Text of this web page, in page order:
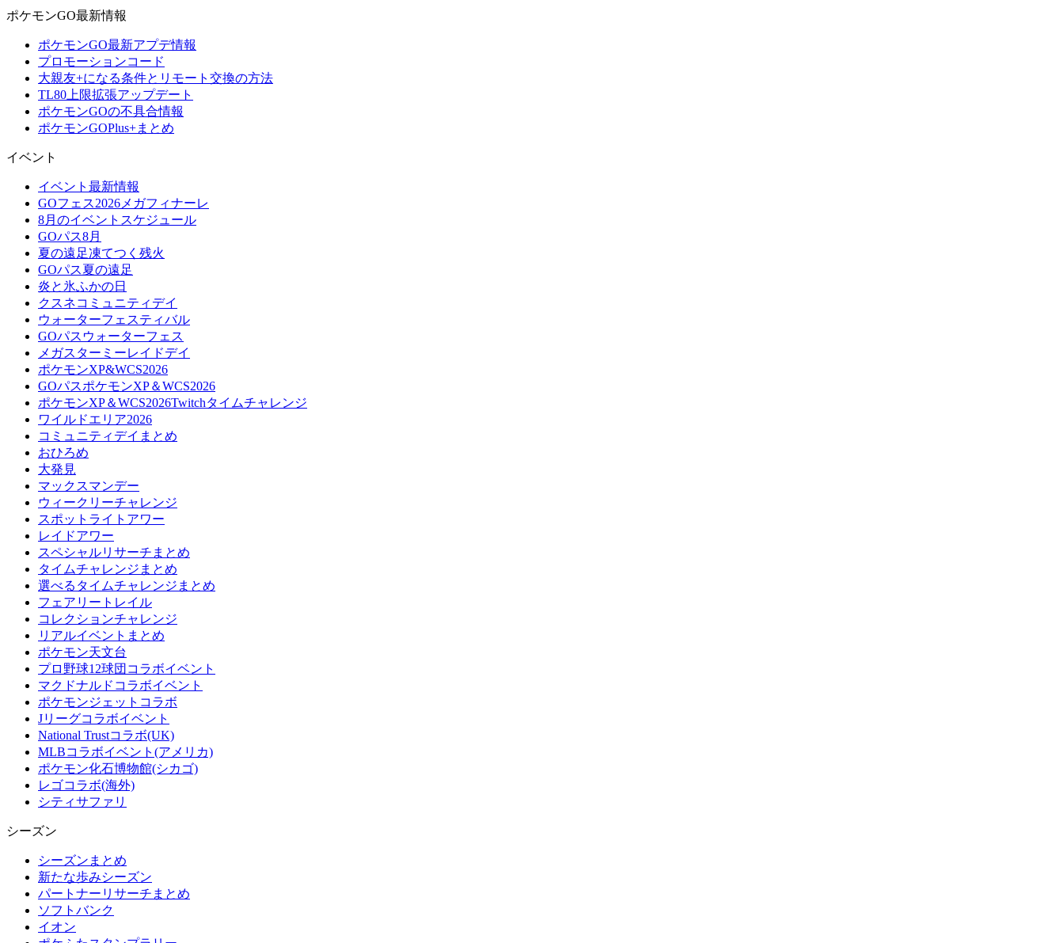
ポケモンGO最新情報
ポケモンGO最新アプデ情報
プロモーションコード
大親友+になる条件とリモート交換の方法
TL80上限拡張アップデート
ポケモンGOの不具合情報
ポケモンGOPlus+まとめ
イベント
イベント最新情報
GOフェス2026メガフィナーレ
8月のイベントスケジュール
GOパス8月
夏の遠足凍てつく残火
GOパス夏の遠足
炎と氷ふかの日
クスネコミュニティデイ
ウォーターフェスティバル
GOパスウォーターフェス
メガスターミーレイドデイ
ポケモンXP&WCS2026
GOパスポケモンXP＆WCS2026
ポケモンXP＆WCS2026Twitchタイムチャレンジ
ワイルドエリア2026
コミュニティデイまとめ
おひろめ
大発見
マックスマンデー
ウィークリーチャレンジ
スポットライトアワー
レイドアワー
スペシャルリサーチまとめ
タイムチャレンジまとめ
選べるタイムチャレンジまとめ
フェアリートレイル
コレクションチャレンジ
リアルイベントまとめ
ポケモン天文台
プロ野球12球団コラボイベント
マクドナルドコラボイベント
ポケモンジェットコラボ
Jリーグコラボイベント
National Trustコラボ(UK)
MLBコラボイベント(アメリカ)
ポケモン化石博物館(シカゴ)
レゴコラボ(海外)
シティサファリ
シーズン
シーズンまとめ
新たな歩みシーズン
パートナーリサーチまとめ
ソフトバンク
イオン